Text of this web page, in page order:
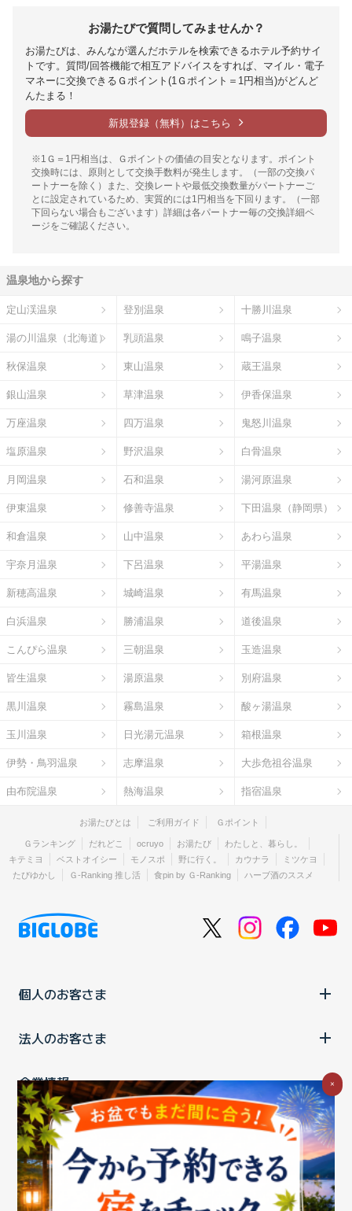
お湯たびで質問してみませんか？
お湯たびは、みんなが選んだホテルを検索できるホテル予約サイ
トです。質問/回答機能で相互アドバイスをすれば、マイル・電子
マネーに交換できるＧポイント(1Ｇポイント＝1円相当)がどんど
んたまる！
新規登録（無料）はこちら
※1Ｇ＝1円相当は、Ｇポイントの価値の目安となります。ポイント
交換時には、原則として交換手数料が発生します。（一部の交換パ
ートナーを除く）また、交換レートや最低交換数量がパートナーご
とに設定されているため、実質的には1円相当を下回ります。（一部
下回らない場合もございます）詳細は各パートナー毎の交換詳細ペ
ージをご確認ください。
温泉地から探す
定山渓温泉 登別温泉 十勝川温泉
湯の川温泉（北海道） 乳頭温泉 鳴子温泉
秋保温泉 東山温泉 蔵王温泉
銀山温泉 草津温泉 伊香保温泉
万座温泉 四万温泉 鬼怒川温泉
塩原温泉 野沢温泉 白骨温泉
月岡温泉 石和温泉 湯河原温泉
伊東温泉 修善寺温泉 下田温泉（静岡県）
和倉温泉 山中温泉 あわら温泉
宇奈月温泉 下呂温泉 平湯温泉
新穂高温泉 城崎温泉 有馬温泉
白浜温泉 勝浦温泉 道後温泉
こんぴら温泉 三朝温泉 玉造温泉
皆生温泉 湯原温泉 別府温泉
黒川温泉 霧島温泉 酸ヶ湯温泉
玉川温泉 日光湯元温泉 箱根温泉
伊勢・鳥羽温泉 志摩温泉 大歩危祖谷温泉
由布院温泉 熱海温泉 指宿温泉
お湯たびとは ご利用ガイド Ｇポイント
Ｇランキング だれどこ ocruyo お湯たび
わたしと、暮らし。
キテミヨ
ベストオイシー モノスポ 野に行く。 カウナラ
ミツケヨ
たびゆかし
Ｇ-Ranking 推し活 食pin by Ｇ-Ranking ハーブ酒のススメ
個人のお客さま
法人のお客さま
企業情報
ご利用中の方
お問い合わせ消費税の表示 ウェブアクセシビリティの取り組み
個人情報保護ポリシープライバシーポータル
Cookieポリシー
特定商取引法に基づく表記情報セキュリティ基本方針
×